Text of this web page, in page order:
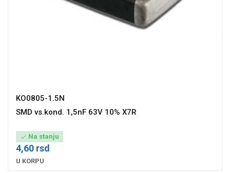
KO0805-1.5N
SMD vs.kond. 1,5nF 63V 10% X7R
 Na stanju
4,60 rsd
U KORPU